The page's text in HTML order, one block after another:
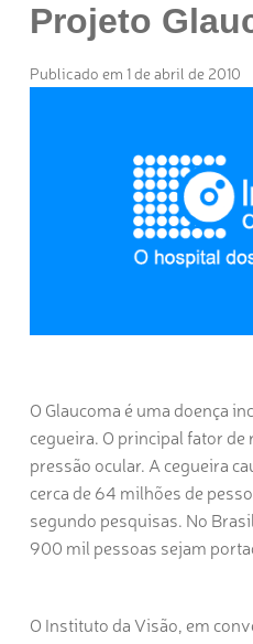
Projeto
Publicado em 1 de abril de 2010
O Glaucoma é uma doença
cegueira. O principal fator de
pressão ocular. A cegueira
cerca de 64 milhões de
segundo pesquisas. No
900 mil pessoas sejam
O Instituto da Visão, em